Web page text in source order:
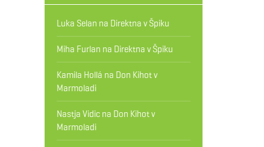
Luka Selan na Direktna v Špiku
Miha Furlan na Direktna v Špiku
Kamila Hollá na Don Kihot v
Marmoladi
Nastja Vidicna Don Kihot v
Marmoladi